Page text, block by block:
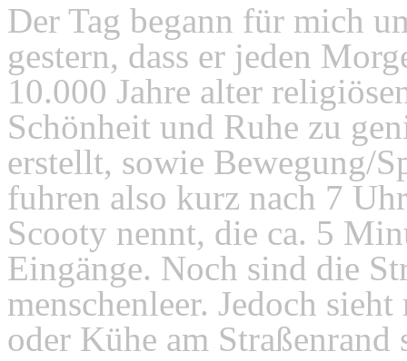
Der Tag begann für mich
gestern, dass er jeden
10.000 Jahre alter
Schönheit und Ruhe zu
erstellt, sowie Bewegung/
fuhren also kurz nach 7
Scooty nennt, die ca. 5
Eingänge. Noch sind die
menschenleer. Jedoch
oder Kühe am Straßenrand